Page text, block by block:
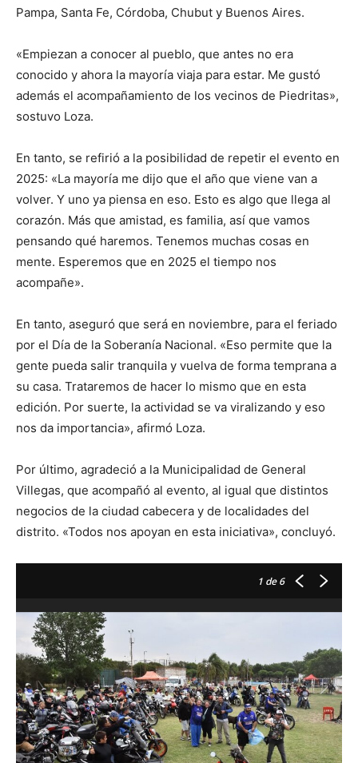
Pampa, Santa Fe, Córdoba, Chubut y Buenos Aires.
«Empiezan a conocer al pueblo, que antes no era
conocido y ahora la mayoría viaja para estar. Me gustó
además el acompañamiento de los vecinos de Piedritas»,
sostuvo Loza.
En tanto, se refirió a la posibilidad de repetir el evento en
2025: «La mayoría me dijo que el año que viene van a
volver. Y uno ya piensa en eso. Esto es algo que llega al
corazón. Más que amistad, es familia, así que vamos
pensando qué haremos. Tenemos muchas cosas en
mente. Esperemos que en 2025 el tiempo nos
acompañe».
En tanto, aseguró que será en noviembre, para el feriado
por el Día de la Soberanía Nacional. «Eso permite que la
gente pueda salir tranquila y vuelva de forma temprana a
su casa. Trataremos de hacer lo mismo que en esta
edición. Por suerte, la actividad se va viralizando y eso
nos da importancia», afirmó Loza.
Por último, agradeció a la Municipalidad de General
Villegas, que acompañó al evento, al igual que distintos
negocios de la ciudad cabecera y de localidades del
distrito. «Todos nos apoyan en esta iniciativa», concluyó.
1 de 6